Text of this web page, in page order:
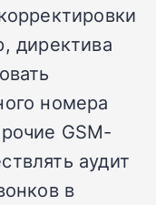
директива
номера
GSM-
аудит
в